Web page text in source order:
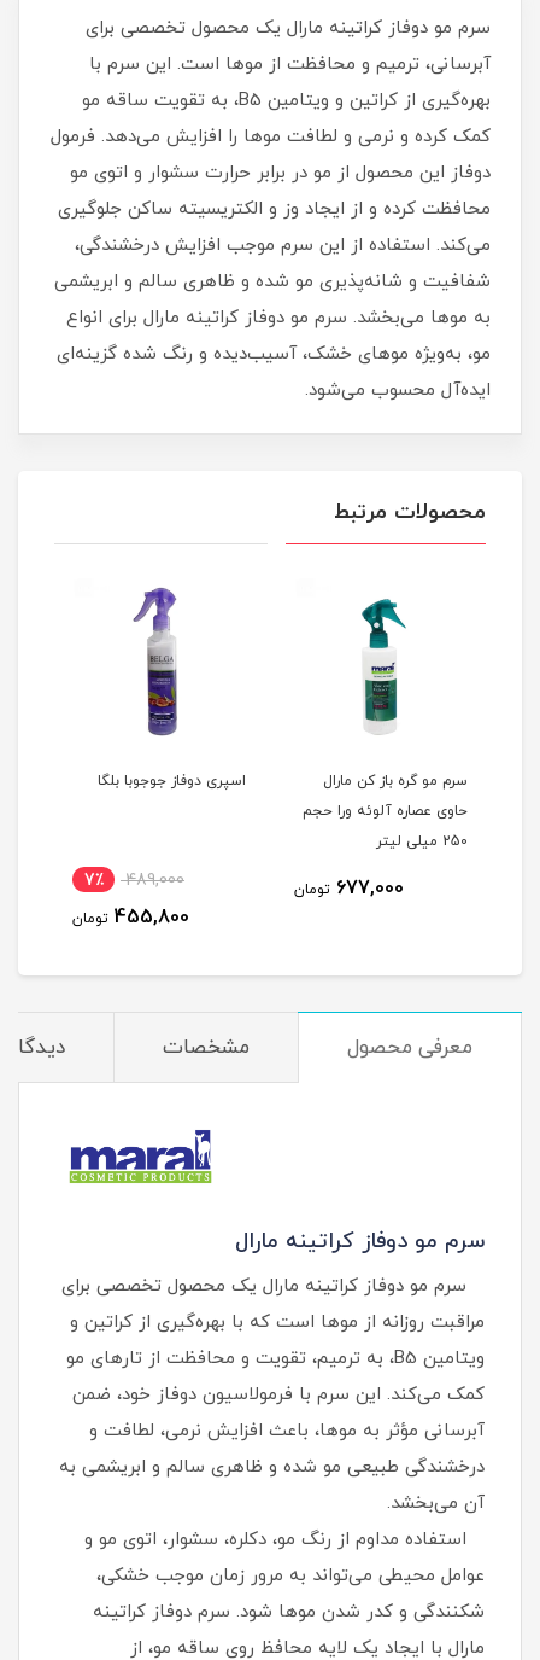
سرم مو دوفاز کراتینه مارال یک محصول تخصصی برای
آبرسانی، ترمیم و محافظت از موها است. این سرم با
بهره‌گیری از کراتین و ویتامین B5، به تقویت ساقه مو
کمک کرده و نرمی و لطافت موها را افزایش می‌دهد. فرمول
دوفاز این محصول از مو در برابر حرارت سشوار و اتوی مو
محافظت کرده و از ایجاد وز و الکتریسیته ساکن جلوگیری
می‌کند. استفاده از این سرم موجب افزایش درخشندگی،
شفافیت و شانه‌پذیری مو شده و ظاهری سالم و ابریشمی
به موها می‌بخشد. سرم مو دوفاز کراتینه مارال برای انواع
مو، به‌ویژه موهای خشک، آسیب‌دیده و رنگ شده گزینه‌ای
ایده‌آل محسوب می‌شود.
محصولات مرتبط
سرم مو گره باز کن مارال
حاوی عصاره آلوئه ورا حجم
250 میلی لیتر
677,000 تومان
اسپری دوفاز جوجوبا بلگا
489,000 7٪
455,800 تومان
معرفی محصول مشخصات
سرم مو دوفاز کراتینه مارال
سرم مو دوفاز کراتینه مارال یک محصول تخصصی برای
مراقبت روزانه از موها است که با بهره‌گیری از کراتین و
ویتامین B5، به ترمیم، تقویت و محافظت از تارهای مو
کمک می‌کند. این سرم با فرمولاسیون دوفاز خود، ضمن
آبرسانی مؤثر به موها، باعث افزایش نرمی، لطافت و
درخشندگی طبیعی مو شده و ظاهری سالم و ابریشمی به
آن می‌بخشد.
استفاده مداوم از رنگ مو، دکلره، سشوار، اتوی مو و
عوامل محیطی می‌تواند به مرور زمان موجب خشکی،
شکنندگی و کدر شدن موها شود. سرم دوفاز کراتینه
مارال با ایجاد یک لایه محافظ روی ساقه مو، از